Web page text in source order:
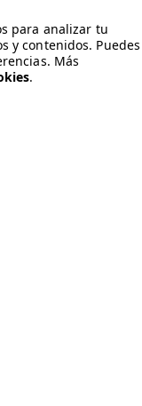
para analizar tu
y contenidos. Puedes
Más
.
brand